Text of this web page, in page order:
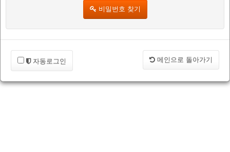
비밀번호 찾기
자동로그인 메인으로 돌아가기